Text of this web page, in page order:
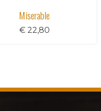
Miserable
€ 22,80